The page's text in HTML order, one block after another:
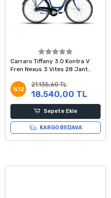
Carraro Tiffany 3.0 Kontra V
Fren Nexus 3 Vites 28 Jant
50 Kadro
%12
21.135,60 TL
18.540,00 TL
Sepete Ekle
KARGO BEDAVA